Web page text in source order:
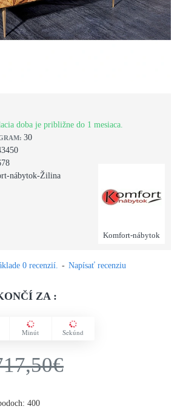
doba je približne do 1 mesiaca.
30
nábytok-Žilina
Komfort-nábytok
0 recenzií. - Napísať recenziu
ZA :
Minút Sekúnd
400